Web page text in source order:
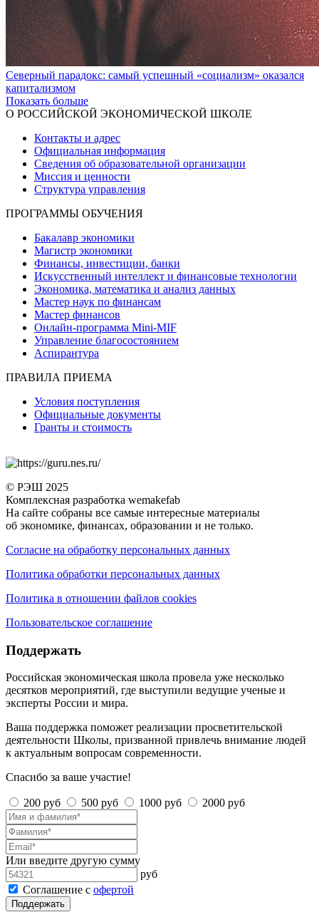
Северный парадокс: самый успешный «социализм» оказался
капитализмом
Показать больше
О РОССИЙСКОЙ ЭКОНОМИЧЕСКОЙ ШКОЛЕ
Контакты и адрес
Официальная информация
Сведения об образовательной организации
Миссия и ценности
Структура управления
ПРОГРАММЫ ОБУЧЕНИЯ
Бакалавр экономики
Магистр экономики
Финансы, инвестиции, банки
Искусственный интеллект и финансовые технологии
Экономика, математика и анализ данных
Мастер наук по финансам
Мастер финансов
Онлайн-программа Mini-MIF
Управление благосостоянием
Аспирантура
ПРАВИЛА ПРИЕМА
Условия поступления
Официальные документы
Гранты и стоимость
© РЭШ 2025
Комплексная разработка wemakefab
На сайте собраны все самые интересные материалы
об экономике, финансах, образовании и не только.
Согласие на обработку персональных данных
Политика обработки персональных данных
Политика в отношении файлов cookies
Пользовательское соглашение
Поддержать
Российская экономическая школа провела уже несколько
десятков мероприятий, где выступили ведущие ученые и
эксперты России и мира.
Ваша поддержка поможет реализации просветительской
деятельности Школы, призванной привлечь внимание людей
к актуальным вопросам современности.
Спасибо за ваше участие!
200 руб 500 руб 1000 руб 2000 руб
Или введите другую сумму
руб
Соглашение с офертой
Поддержать